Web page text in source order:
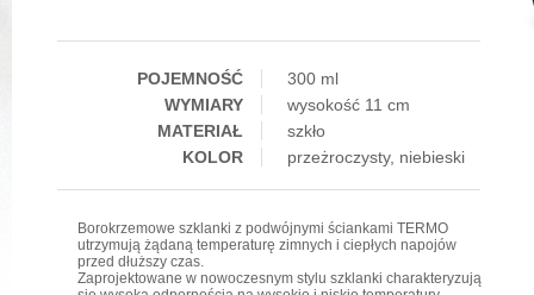
POJEMNOŚĆ
300 ml
WYMIARY
wysokość 11 cm
MATERIAŁ
szkło
KOLOR
przeżroczysty, niebieski
Borokrzemowe szklanki z podwójnymi ściankami TERMO
utrzymują żądaną temperaturę zimnych i ciepłych napojów
przed dłuższy czas.
Zaprojektowane w nowoczesnym stylu szklanki charakteryzują